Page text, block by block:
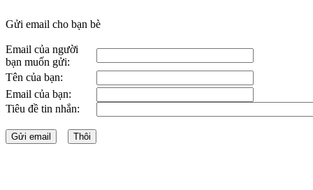
Gửi email cho bạn bè
Email của người
bạn muốn gửi:
Tên của bạn:
Email của bạn:
Tiêu đề tin nhắn: